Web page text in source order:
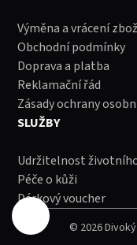
Výměna a vrácení
Obchodní podmínky
Doprava a platba
Reklamační řád
Zásady ochrany
SLUŽBY
Udržitelnost
Péče o kůži
Dárkový voucher
© 2026